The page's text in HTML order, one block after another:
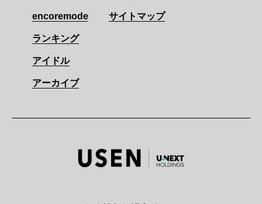
encoremode
ランキング
アイドル
アーカイブ
サイトマップ